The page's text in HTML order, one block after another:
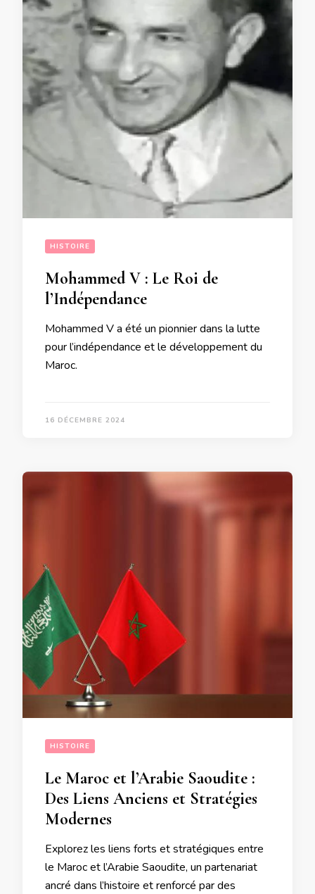
HISTOIRE
Mohammed V : Le Roi de
l’Indépendance
Mohammed V a été un pionnier dans la lutte
pour l’indépendance et le développement du
Maroc.
16 DÉCEMBRE 2024
HISTOIRE
Le Maroc et l’Arabie Saoudite :
Des Liens Anciens et Stratégies
Modernes
Explorez les liens forts et stratégiques entre
le Maroc et l’Arabie Saoudite, un partenariat
ancré dans l’histoire et renforcé par des